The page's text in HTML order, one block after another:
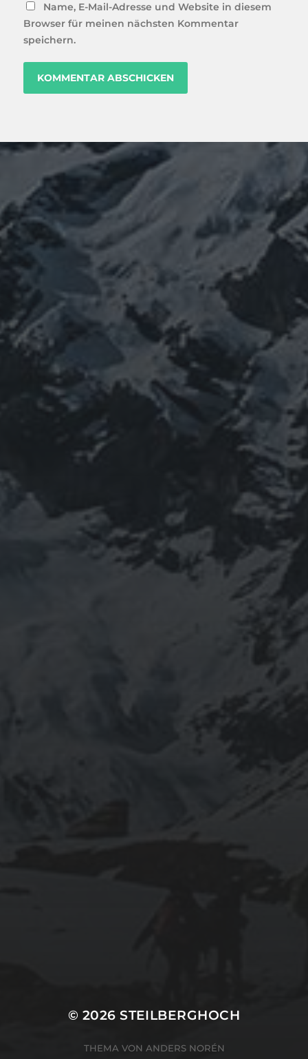
Name, E-Mail-Adresse und Website in diesem
Browser für meinen nächsten Kommentar
speichern.
© 2026STEILBERGHOCH
THEMA VON ANDERS NORÉN